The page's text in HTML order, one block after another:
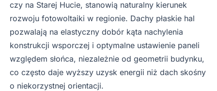
czy na Starej Hucie, stanowią naturalny kierunek
rozwoju fotowoltaiki w regionie. Dachy płaskie hal
pozwalają na elastyczny dobór kąta nachylenia
konstrukcji wsporczej i optymalne ustawienie paneli
względem słońca, niezależnie od geometrii budynku,
co często daje wyższy uzysk energii niż dach skośny
o niekorzystnej orientacji.